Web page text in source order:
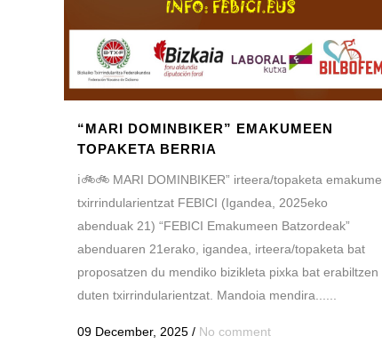
“MARI DOMINBIKER” EMAKUMEEN
TOPAKETA BERRIA
ℹ🚲🚲 MARI DOMINBIKER” irteera/topaketa emakume
txirrindularientzat FEBICI (Igandea, 2025eko
abenduak 21) “FEBICI Emakumeen Batzordeak”
abenduaren 21erako, igandea, irteera/topaketa bat
proposatzen du mendiko bizikleta pixka bat erabiltzen
duten txirrindularientzat. Mandoia mendira......
09 December, 2025 / No comment